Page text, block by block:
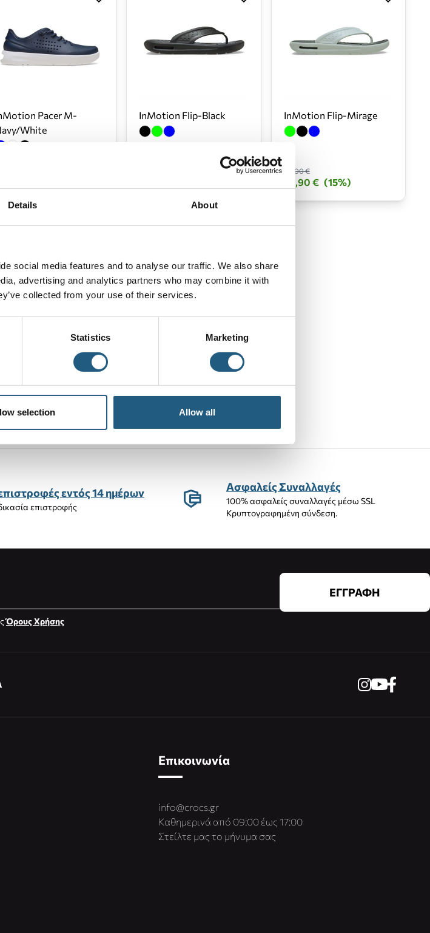
Details About
social media features and to analyse our traffic. We also share
advertising and analytics partners who may combine it with
collected from your use of their services.
Statistics Marketing
selection Allow all
Pacer M-
White
InMotion Flip-Black InMotion Flip-Mirage
54,00 €
45,90 € (15%)
εντός 14 ημέρων
επιστροφής
Ασφαλείς Συναλλαγές
100% ασφαλείς συναλλαγές μέσω SSL
Κρυπτογραφημένη σύνδεση.
Όρους Χρήσης
ΕΓΓΡΑΦΗ
Επικοινωνία
info@crocs.gr
Καθημερινά από 09:00 έως 17:00
Στείλτε μας το μήνυμα σας